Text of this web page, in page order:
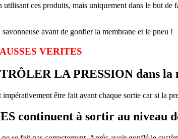
utilisant ces produits, mais uniquement dans le
avant de gonfler la membrane et le pneu !
VERITES
LA PRESSION dans la
être fait avant chaque sortie car si la
continuent à sortir au niveau